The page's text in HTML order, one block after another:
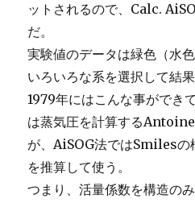
ットされるので、Calc.
だ。
実験値のデータは緑色（水
いろいろな系を選択して結
1979年にはこんな事ができ
は蒸気圧を計算する
が、AiSOG法ではSmiles
を推算して使う。
つまり、活量係数を構造の